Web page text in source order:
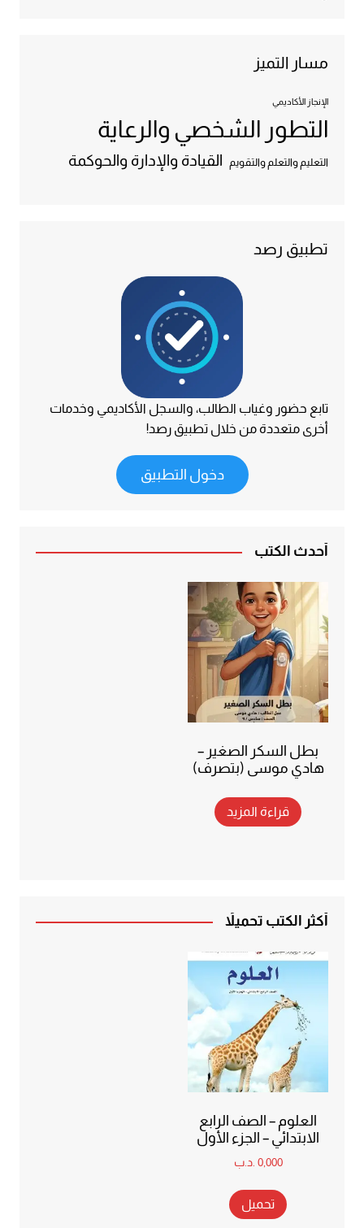
مسار التميز
الإنجاز الأكاديمي
التطور الشخصي والرعاية
التعليم والتعلم والتقويم القيادة والإدارة والحوكمة
تطبيق رصد
تابع حضور وغياب الطالب، والسجل الأكاديمي وخدمات
أخرى متعددة من خلال تطبيق رصد!
دخول التطبيق
أحدث الكتب
بطل السكر الصغير –
هادي موسى (بتصرف)
قراءة المزيد
أكثر الكتب تحميلاً
العلوم – الصف الرابع
الابتدائي – الجزء الأول
0,000 .د.ب
تحميل